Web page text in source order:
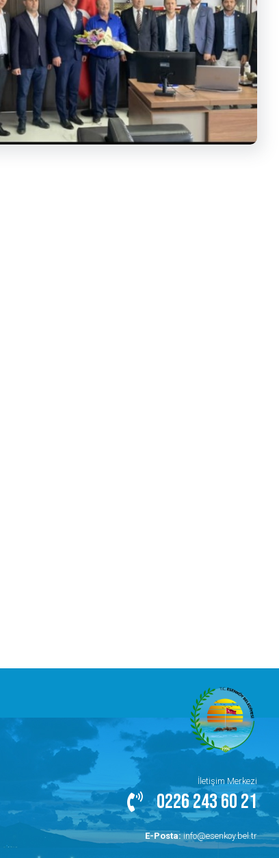
İletişim Merkezi
0226 243 60 21
E-Posta:info@esenkoy.bel.tr